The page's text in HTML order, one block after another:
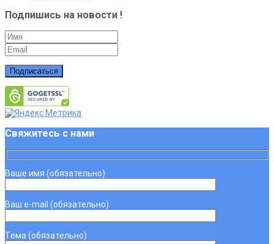
Подпишись на новости !
Подписаться
Свяжитесь с нами
Ваше имя (обязательно)
Ваш e-mail (обязательно)
Тема (обязательно)